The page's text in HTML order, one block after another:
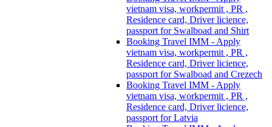
vietnam visa, workpermit , PR ,
Residence card, Driver licience,
passport for Swalboad and Shirt
Booking Travel IMM - Apply
vietnam visa, workpermit , PR ,
Residence card, Driver licience,
passport for Swalboad and Crezech
Booking Travel IMM - Apply
vietnam visa, workpermit , PR ,
Residence card, Driver licience,
passport for Latvia